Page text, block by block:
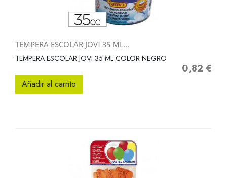
TEMPERA ESCOLAR JOVI 35 ML...
TEMPERA ESCOLAR JOVI 35 ML COLOR NEGRO
Precio
0,82 €
Añadir al carrito